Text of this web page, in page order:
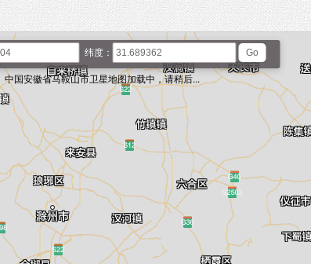
中国安徽省马鞍山市卫星地图加载中，请稍后...
纬度：